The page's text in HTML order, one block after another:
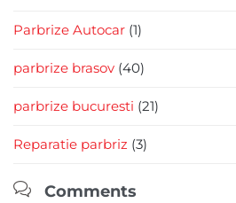
Parbrize Autocar (1)
parbrize brasov (40)
parbrize bucuresti (21)
Reparatie parbriz (3)
 Comments